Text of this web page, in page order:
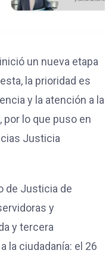
un nueva etapa
la prioridad es
y la atención a la
por lo que puso en
Justicia
de Justicia de
y
y tercera
la ciudadanía: el 26